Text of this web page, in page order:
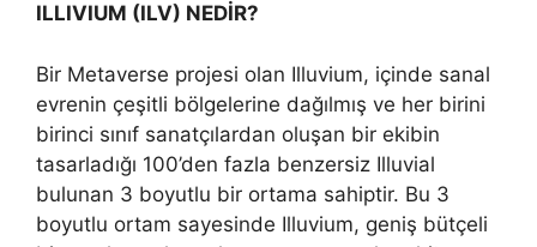
ILLIVIUM (ILV) NEDİR?
Bir Metaverse projesi olan Illuvium, içinde sanal
evrenin çeşitli bölgelerine dağılmış ve her birini
birinci sınıf sanatçılardan oluşan bir ekibin
tasarladığı 100’den fazla benzersiz Illuvial
bulunan 3 boyutlu bir ortama sahiptir. Bu 3
boyutlu ortam sayesinde Illuvium, geniş bütçeli